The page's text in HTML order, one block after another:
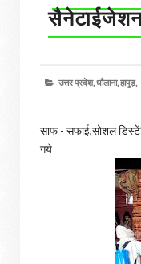
उत्तर प्रदेश,धौलाना,हापुड़,
साफ - सफाई,सोशल
गये